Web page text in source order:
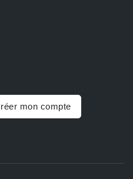
mon compte